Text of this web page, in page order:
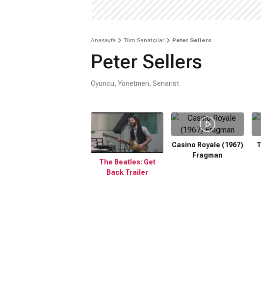
Anasayfa Tüm Sanatçılar Peter Sellers
Peter Sellers
Oyuncu, Yönetmen, Senarist
The Beatles: Get
Back Trailer
Casino Royale (1967)
Fragman